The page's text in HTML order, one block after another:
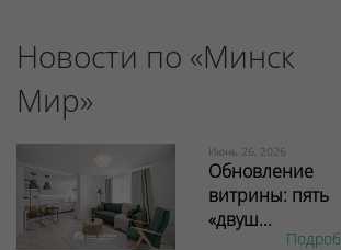
Новости по «Минск
Мир»
Июнь 26, 2026
Обновление
витрины: пять
«двуш...